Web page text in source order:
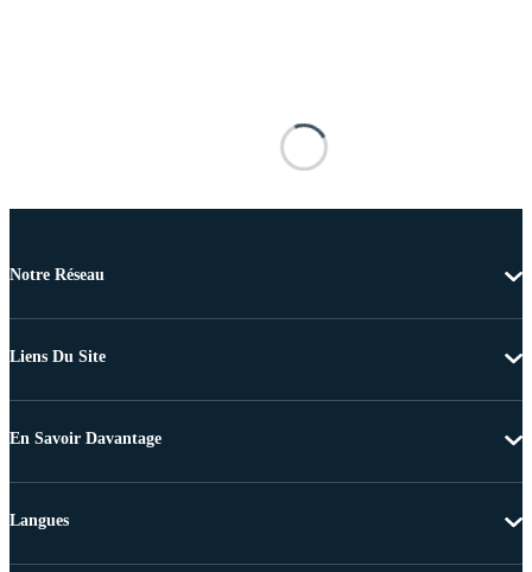
Notre Réseau
Liens Du Site
En Savoir Davantage
Langues